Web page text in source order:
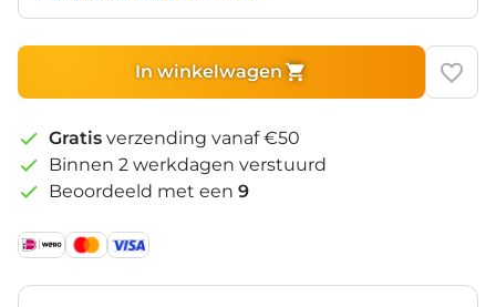
In winkelwagen
Gratis verzending vanaf €50
Binnen 2 werkdagen verstuurd
Beoordeeld met een 9